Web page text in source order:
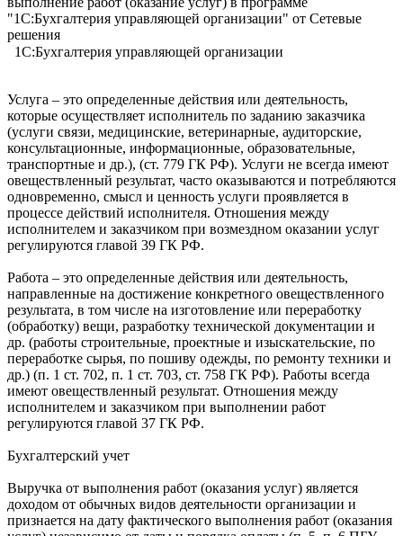
1С:Бухгалтерия управляющей организации
Услуга – это определенные действия или деятельность,
которые осуществляет исполнитель по заданию заказчика
(услуги связи, медицинские, ветеринарные, аудиторские,
консультационные, информационные, образовательные,
транспортные и др.), (ст. 779 ГК РФ). Услуги не всегда имеют
овеществленный результат, часто оказываются и потребляются
одновременно, смысл и ценность услуги проявляется в
процессе действий исполнителя. Отношения между
исполнителем и заказчиком при возмездном оказании услуг
регулируются главой 39 ГК РФ.
Работа – это определенные действия или деятельность,
направленные на достижение конкретного овеществленного
результата, в том числе на изготовление или переработку
(обработку) вещи, разработку технической документации и
др. (работы строительные, проектные и изыскательские, по
переработке сырья, по пошиву одежды, по ремонту техники и
др.) (п. 1 ст. 702, п. 1 ст. 703, ст. 758 ГК РФ). Работы всегда
имеют овеществленный результат. Отношения между
исполнителем и заказчиком при выполнении работ
регулируются главой 37 ГК РФ.
Бухгалтерский учет
Выручка от выполнения работ (оказания услуг) является
доходом от обычных видов деятельности организации и
признается на дату фактического выполнения работ (оказания